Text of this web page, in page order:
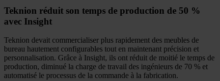
Teknion réduit son temps de production de 50 %
avec Insight
Teknion devait commercialiser plus rapidement des meubles de
bureau hautement configurables tout en maintenant précision et
personnalisation. Grâce à Insight, ils ont réduit de moitié le temps de
production, diminué la charge de travail des ingénieurs de 70 % et
automatisé le processus de la commande à la fabrication.